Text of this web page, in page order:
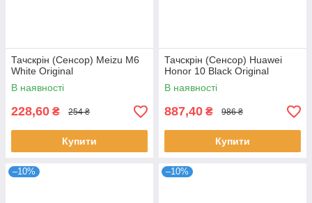
Тачскрін (Сенсор) Meizu M6
White Original
В наявності
228,60 ₴ 254 ₴
Купити
Тачскрін (Сенсор) Huawei
Honor 10 Black Original
В наявності
887,40 ₴ 986 ₴
Купити
–10% –10%